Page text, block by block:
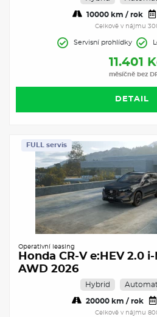
10000 km / rok
Celkově v nájmu
Servisní prohlídky
11.401
měsíčně bez
DETAIL
FULL servis
Operativní leasing
Honda CR-V e:HEV 2.0
AWD 2026
Hybrid Automat
20000 km / rok
Celkově v nájmu